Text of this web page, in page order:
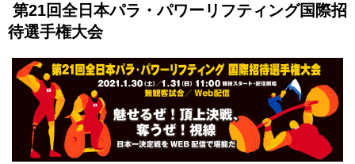
第21回全日本パラ・パワーリフティング国際招
待選手権大会